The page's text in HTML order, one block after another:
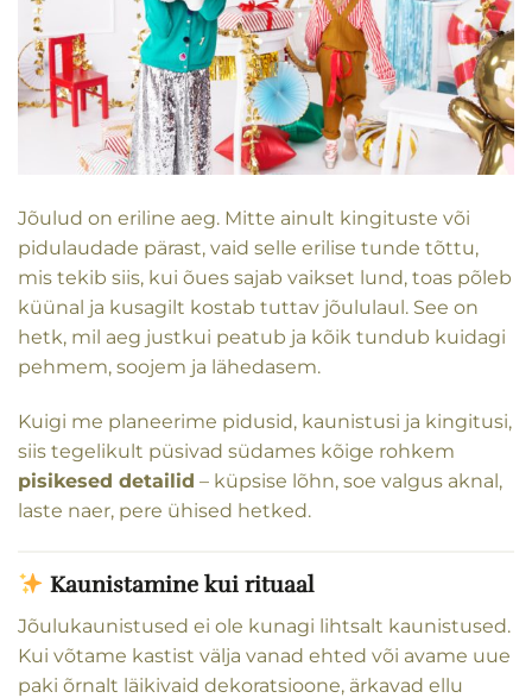
Jõulud on eriline aeg. Mitte ainult kingituste või
pidulaudade pärast, vaid selle erilise tunde tõttu,
mis tekib siis, kui õues sajab vaikset lund, toas põleb
küünal ja kusagilt kostab tuttav jõululaul. See on
hetk, mil aeg justkui peatub ja kõik tundub kuidagi
pehmem, soojem ja lähedasem.
Kuigi me planeerime pidusid, kaunistusi ja kingitusi,
siis tegelikult püsivad südames kõige rohkem
pisikesed detailid – küpsise lõhn, soe valgus aknal,
laste naer, pere ühised hetked.
Kaunistamine kui rituaal
Jõulukaunistused ei ole kunagi lihtsalt kaunistused.
Kui võtame kastist välja vanad ehted või avame uue
paki õrnalt läikivaid dekoratsioone, ärkavad ellu